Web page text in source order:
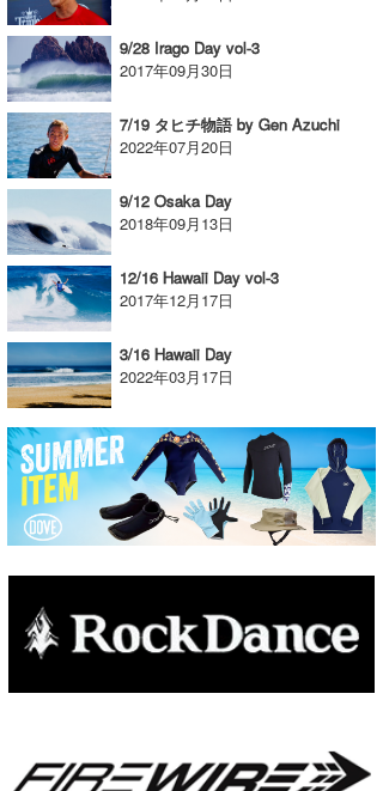
9/28 Irago Day vol-3
2017年09月30日
7/19 タヒチ物語 by Gen Azuchi
2022年07月20日
9/12 Osaka Day
2018年09月13日
12/16 Hawaii Day vol-3
2017年12月17日
3/16 Hawaii Day
2022年03月17日